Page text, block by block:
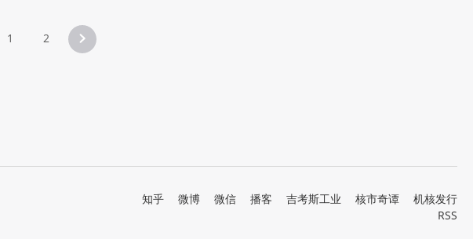
1 2
知乎 微博 微信 播客 吉考斯工业 核市奇谭
机核发行
RSS